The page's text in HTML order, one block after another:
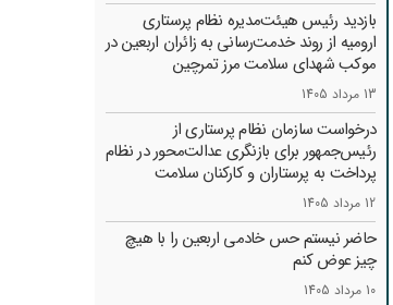
بازدید رئیس هیئت‌مدیره نظام پرستاری
ارومیه از روند خدمت‌رسانی به زائران اربعین در
موکب شهدای سلامت مرز تمرچین
13 مرداد 1405
درخواست سازمان نظام پرستاری از
رئیس‌جمهور برای بازنگری عدالت‌محور در نظام
پرداخت به پرستاران و کارکنان سلامت
12 مرداد 1405
حاضر نیستم حس خادمی اربعین را با هیچ
چیز عوض کنم
10 مرداد 1405